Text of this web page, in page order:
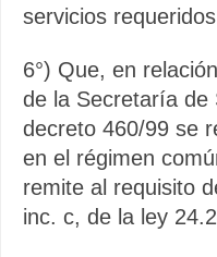
servicios
6°) Que, en
de la Secretaría de
decreto 460/99 se
en el régimen
remite al requisito
inc. c, de la ley